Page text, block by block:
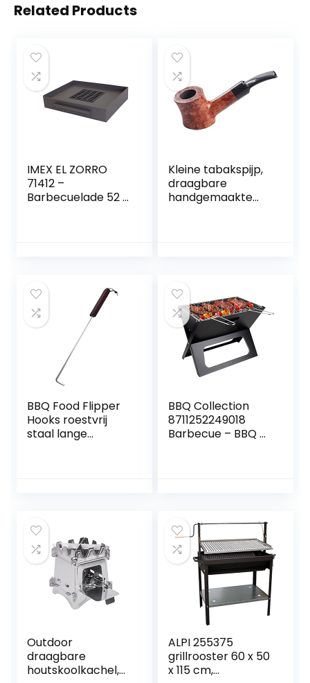
Related Products
IMEX EL ZORRO
71412 –
Barbecuelade 52 x
Kleine tabakspijp,
draagbare
handgemaakte
beginners voor
alle rokers
tabakspijpen
BBQ Food Flipper
Hooks roestvrij
staal lange
BBQ Collection
8711252249018
Barbecue – BBQ –
Outdoor
draagbare
houtskoolkachel,
ALPI 255375
grillrooster 60 x 50
x 115 cm,